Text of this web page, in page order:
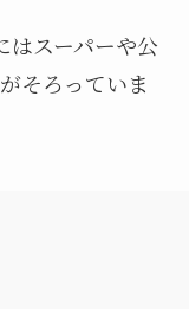
はスーパーや公
そろっていま